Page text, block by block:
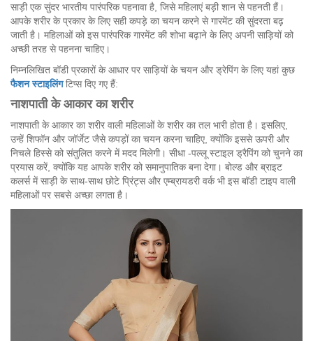
साड़ी एक सुंदर भारतीय पारंपरिक पहनावा है, जिसे महिलाएं बड़ी शान से पहनती हैं।
आपके शरीर के प्रकार के लिए सही कपड़े का चयन करने से गारमेंट की सुंदरता बढ़
जाती है। महिलाओं को इस पारंपरिक गारमेंट की शोभा बढ़ाने के लिए अपनी साड़ियों को
अच्छी तरह से पहनना चाहिए।
निम्नलिखित बॉडी प्रकारों के आधार पर साड़ियों के चयन और ड्रेपिंग के लिए यहां कुछ
फैशन स्टाइलिंग टिप्स दिए गए हैं:
नाशपाती के आकार का शरीर
नाशपाती के आकार का शरीर वाली महिलाओं के शरीर का तल भारी होता है। इसलिए,
उन्हें शिफॉन और जॉर्जेट जैसे कपड़ों का चयन करना चाहिए, क्योंकि इससे ऊपरी और
निचले हिस्से को संतुलित करने में मदद मिलेगी। सीधा -पल्लू स्टाइल ड्रैपिंग को चुनने का
प्रयास करें, क्योंकि यह आपके शरीर को समानुपातिक बना देगा। बोल्ड और ब्राइट
कलर्स में साड़ी के साथ-साथ छोटे प्रिंट्स और एम्ब्रायडरी वर्क भी इस बॉडी टाइप वाली
महिलाओं पर सबसे अच्छा लगता है।